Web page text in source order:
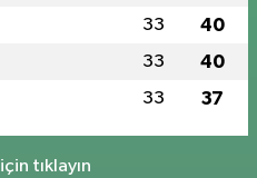
33 40
33 40
33 37
tıklayın